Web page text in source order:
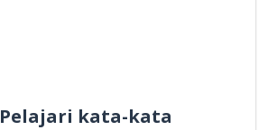
Pelajari kata-kata